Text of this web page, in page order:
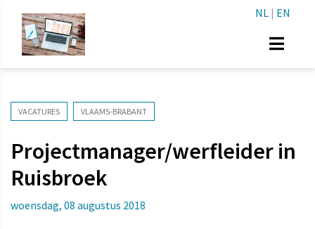
NL | EN
VACATURES VLAAMS-BRABANT
Projectmanager/werfleider in
Ruisbroek
woensdag, 08 augustus 2018